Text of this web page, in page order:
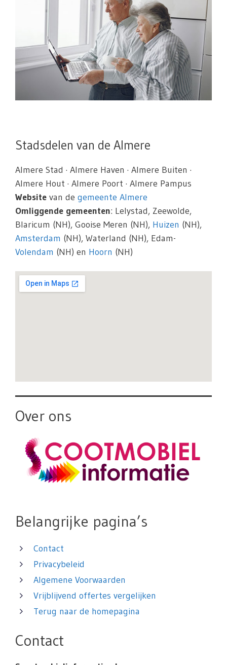
Stadsdelen van de Almere
Almere Stad · Almere Haven · Almere Buiten ·
Almere Hout · Almere Poort · Almere Pampus
Website van de gemeente Almere
Omliggende gemeenten: Lelystad, Zeewolde,
Blaricum (NH), Gooise Meren (NH), Huizen (NH),
Amsterdam (NH), Waterland (NH), Edam-
Volendam (NH) en Hoorn (NH)
Over ons
Belangrijke pagina’s
Contact
Privacybeleid
Algemene Voorwaarden
Vrijblijvend offertes vergelijken
Terug naar de homepagina
Contact